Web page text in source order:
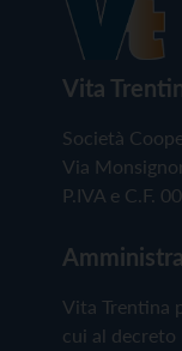
Vita
Società
Via
P.IVA e C.F.
Vita Trentina
cui al decreto